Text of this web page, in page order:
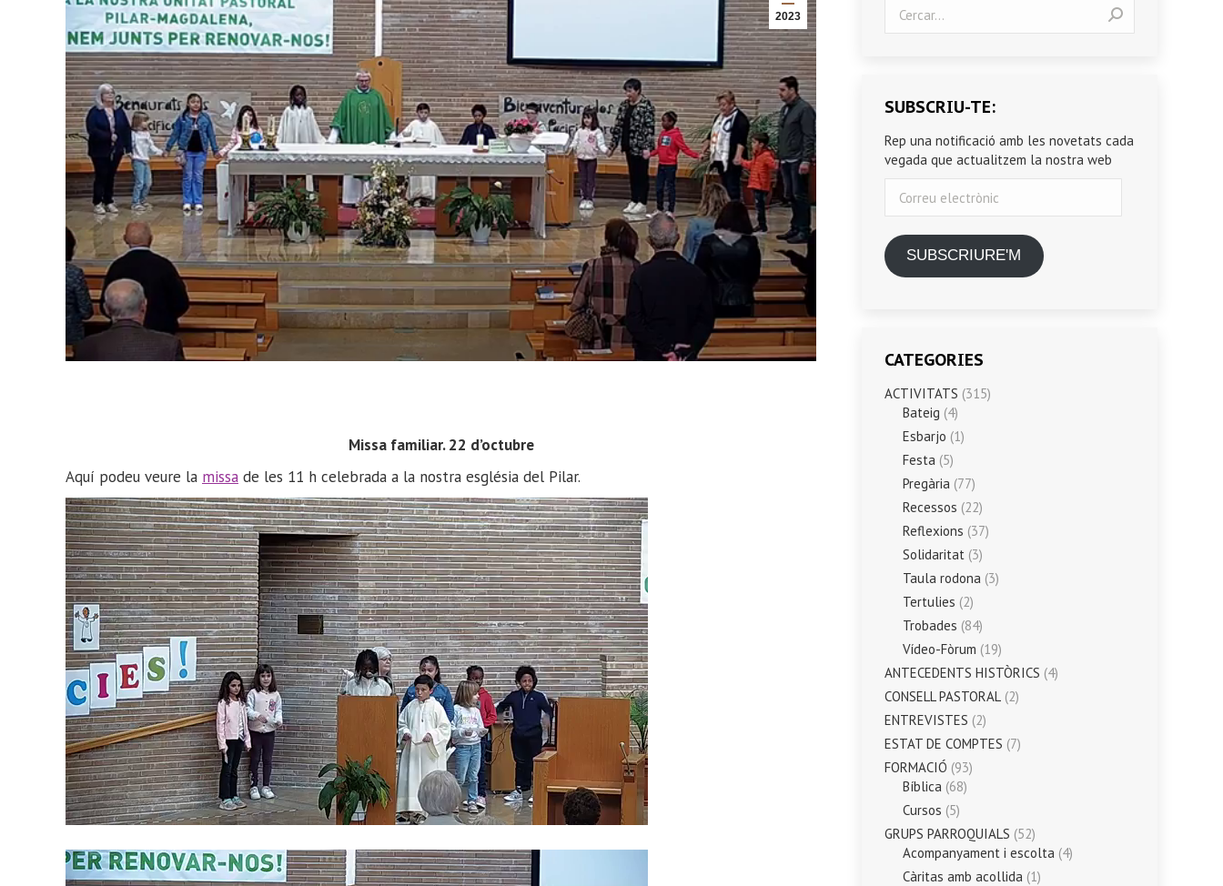
2023
Missa familiar. 22 d’octubre
Aquí podeu veure la missa de les 11 h celebrada a la nostra església del Pilar.
SUBSCRIU-TE:
Rep una notificació amb les novetats cada
vegada que actualitzem la nostra web
electrònic
SUBSCRIURE'M
CATEGORIES
ACTIVITATS (315)
Bateig (4)
Esbarjo (1)
Festa (5)
Pregària (77)
Recessos (22)
Reflexions (37)
Solidaritat (3)
Taula rodona (3)
Tertulies (2)
Trobades (84)
Vídeo-Fòrum (19)
ANTECEDENTS HISTÒRICS (4)
CONSELL PASTORAL (2)
ENTREVISTES (2)
ESTAT DE COMPTES (7)
FORMACIÓ (93)
Bíblica (68)
Cursos (5)
GRUPS PARROQUIALS (52)
Acompanyament i escolta (4)
Càritas amb acollida (1)